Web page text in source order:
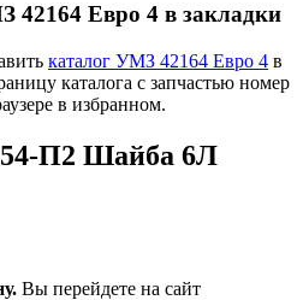
42164 Евро 4 в закладки
каталог УМЗ 42164 Евро 4 в
каталога с запчастью номер
в избранном.
П2 Шайба 6Л
Вы перейдете на сайт